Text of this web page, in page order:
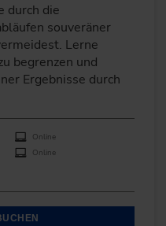
durch die
souveräner
Lerne
begrenzen und
Ergebnisse durch
Online
Online